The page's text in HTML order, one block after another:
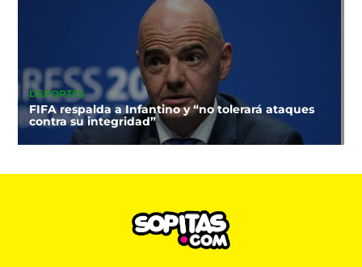
DEPORTES
FIFA respalda a Infantino y “no tolerará ataques
contra su integridad”